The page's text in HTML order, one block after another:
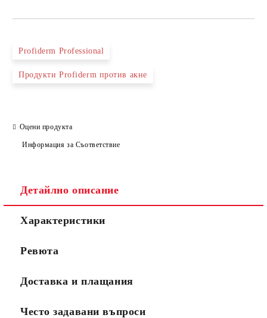
Profiderm Professional
Продукти Profiderm против акне
Оцени продукта
Информация за Съответствие
Детайлно описание
Характеристики
Ревюта
Доставка и плащания
Често задавани въпроси